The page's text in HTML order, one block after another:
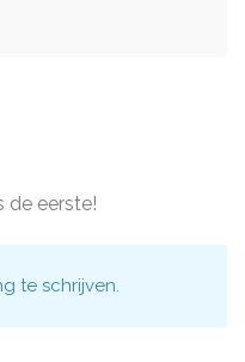
de eerste!
te schrijven.